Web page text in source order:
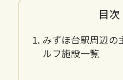
目次
みずほ台駅周辺の
ルフ施設一覧